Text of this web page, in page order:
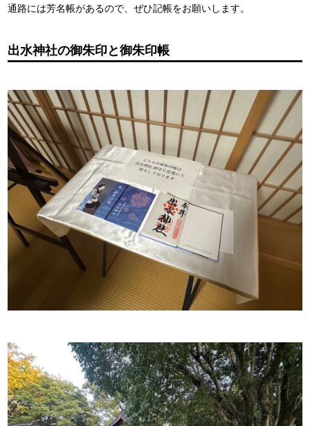
通路には芳名帳があるので、ぜひ記帳をお願いします。
出水神社の御朱印と御朱印帳